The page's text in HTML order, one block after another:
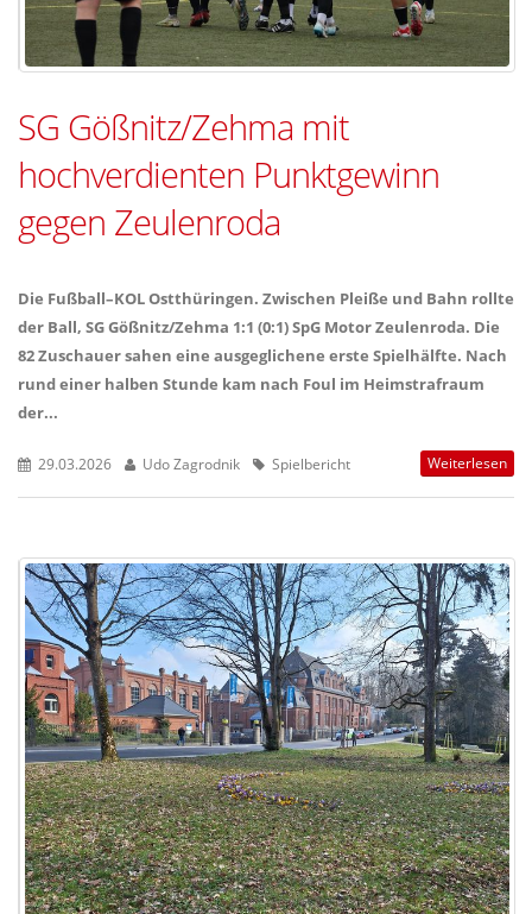
SG Gößnitz/Zehma mit
hochverdienten Punktgewinn
gegen Zeulenroda
Die Fußball–KOL Ostthüringen. Zwischen Pleiße und Bahn rollte
der Ball, SG Gößnitz/Zehma 1:1 (0:1) SpG Motor Zeulenroda. Die
82 Zuschauer sahen eine ausgeglichene erste Spielhälfte. Nach
rund einer halben Stunde kam nach Foul im Heimstrafraum
der...
29.03.2026 Udo Zagrodnik Spielbericht Weiterlesen